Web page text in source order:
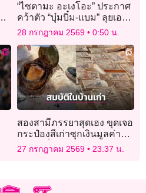
“ไซตามะ อะเงโอะ” ประกาศ
คว้าตัว “บุ๋มบิ๋ม-แบม” ลุยเอ
สวี.ลีก
28 กรกฎาคม 2569 0:50 น.
สองสามีภรรยาสุดเฮง ขุดเจอ
กระป๋องสีเก่าซุกเงินมูลค่า
เฉียดครึ่งแสน
27 กรกฎาคม 2569 23:37 น.